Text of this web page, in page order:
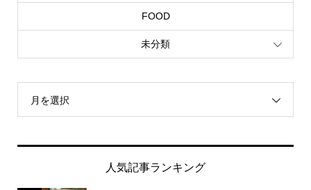
FOOD
未分類
月を選択
人気記事ランキング